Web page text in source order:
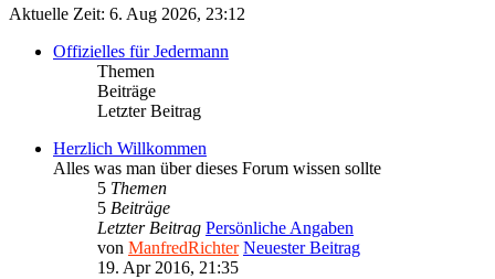
Aktuelle Zeit: 6. Aug 2026, 23:12
Offizielles für Jedermann
Themen
Beiträge
Letzter Beitrag
Herzlich Willkommen
Alles was man über dieses Forum wissen sollte
5 Themen
5 Beiträge
Letzter Beitrag Persönliche Angaben
von ManfredRichter Neuester Beitrag
19. Apr 2016, 21:35